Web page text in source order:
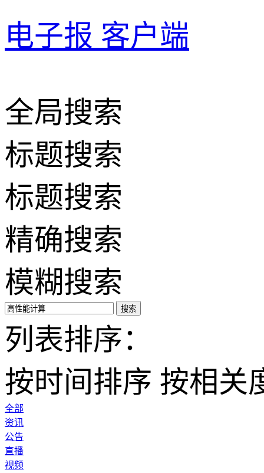
电子报 客户端
全局搜索
标题搜索
标题搜索
精确搜索
模糊搜索
搜索
列表排序：
按时间排序 按相关
全部
资讯
公告
直播
视频